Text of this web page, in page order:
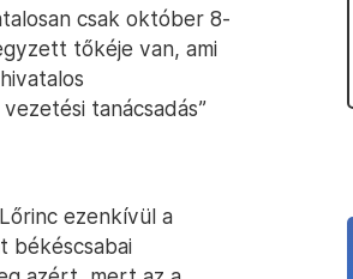
csak október 8-
tőkéje van, ami
tanácsadás”
ezenkívül a
békéscsabai